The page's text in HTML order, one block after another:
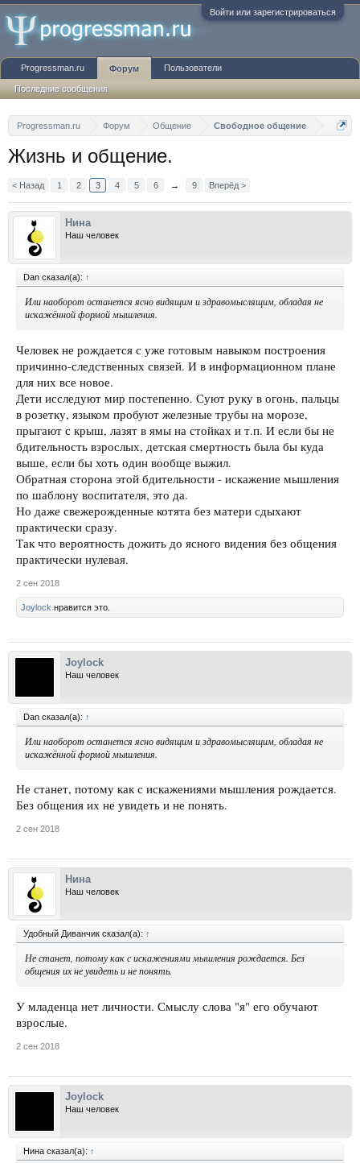
Войти или зарегистрироваться
Progressman.ru Форум Общение Свободное общение
Жизнь и общение.
< Назад 1 2 3 4 5 6 → 9 Вперёд >
Нина
Наш человек
Dan сказал(а): ↑
Или наоборот останется ясно видящим и здравомыслящим, обладая не
искажённой формой мышления.
Человек не рождается с уже готовым навыком построения
причинно-следственных связей. И в информационном плане
для них все новое.
Дети исследуют мир постепенно. Суют руку в огонь, пальцы
в розетку, языком пробуют железные трубы на морозе,
прыгают с крыш, лазят в ямы на стойках и т.п. И если бы не
бдительность взрослых, детская смертность была бы куда
выше, если бы хоть один вообще выжил.
Обратная сторона этой бдительности - искажение мышления
по шаблону воспитателя, это да.
Но даже свежерожденные котята без матери сдыхают
практически сразу.
Так что вероятность дожить до ясного видения без общения
практически нулевая.
2 сен 2018
Joylock нравится это.
Joylock
Наш человек
Dan сказал(а): ↑
Или наоборот останется ясно видящим и здравомыслящим, обладая не
искажённой формой мышления.
Не станет, потому как с искажениями мышления рождается.
Без общения их не увидеть и не понять.
2 сен 2018
Нина
Наш человек
Удобный Диванчик сказал(а): ↑
Не станет, потому как с искажениями мышления рождается. Без
общения их не увидеть и не понять.
У младенца нет личности. Смыслу слова "я" его обучают
взрослые.
2 сен 2018
Joylock
Наш человек
Нина сказал(а): ↑
Progressman.ru Форум
Последние сообщения
Пользователи